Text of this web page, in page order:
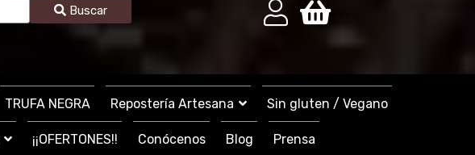
Buscar
TRUFA NEGRA Repostería Artesana Sin gluten / Vegano
¡¡OFERTONES!! Conócenos Blog Prensa